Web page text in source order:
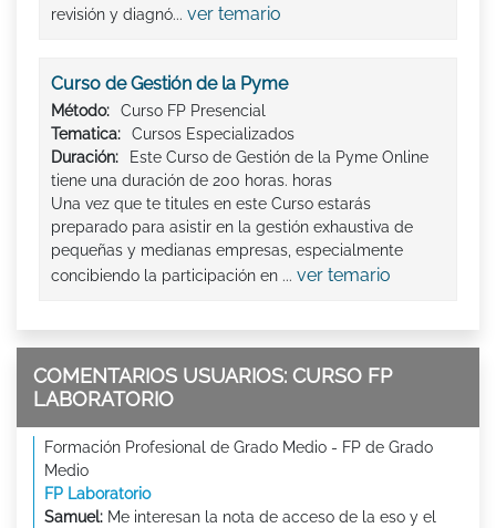
revisión y diagnó... ver temario
Curso de Gestión de la Pyme
Método:
Curso FP Presencial
Tematica:
Cursos Especializados
Duración:
Este Curso de Gestión de la Pyme Online
tiene una duración de 200 horas. horas
Una vez que te titules en este Curso estarás
preparado para asistir en la gestión exhaustiva de
pequeñas y medianas empresas, especialmente
concibiendo la participación en ... ver temario
COMENTARIOS USUARIOS: CURSO FP
LABORATORIO
Formación Profesional de Grado Medio - FP de Grado
Medio
FP Laboratorio
Samuel: Me interesan la nota de acceso de la eso y el